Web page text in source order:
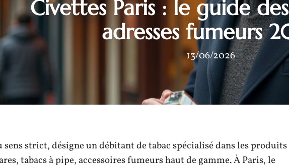
Civettes Paris : le guide
adresses fumeurs
13/06/2026
sens strict, désigne un débitant de tabac spécialisé dans les produits
tabacs à pipe, accessoires fumeurs haut de gamme. À Paris, le